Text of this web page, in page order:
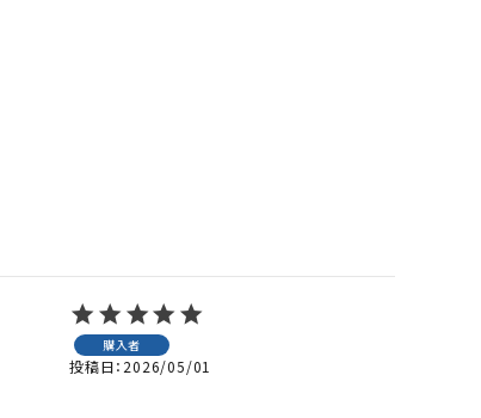
購入者
投稿日 2026/05/01